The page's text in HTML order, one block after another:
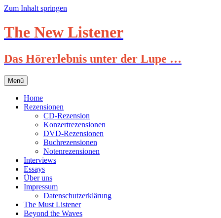
Zum Inhalt springen
The New Listener
Das Hörerlebnis unter der Lupe …
Menü
Home
Rezensionen
CD-Rezension
Konzertrezensionen
DVD-Rezensionen
Buchrezensionen
Notenrezensionen
Interviews
Essays
Über uns
Impressum
Datenschutzerklärung
The Must Listener
Beyond the Waves